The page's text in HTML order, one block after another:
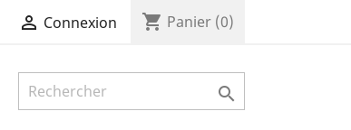
 Connexion shopping_cart Panier (0)
